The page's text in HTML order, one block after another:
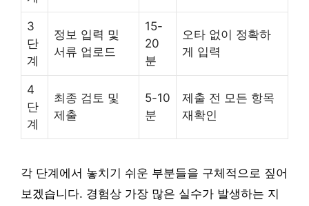
3
단
계
정보 입력 및
서류 업로드
15-
20
분
오타 없이 정확하
게 입력
4
단
계
최종 검토 및
제출
5-10
분
제출 전 모든 항목
재확인
각 단계에서 놓치기 쉬운 부분들을 구체적으로 짚어
보겠습니다. 경험상 가장 많은 실수가 발생하는 지